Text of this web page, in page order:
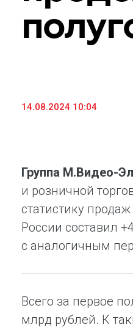
«М.Видео»
бытовой
компания
копий
14.08.2024 10:04
Группа М.Видео-
и розничной
статистику
России составил
с аналогичным
Всего за первое
млрд рублей. К